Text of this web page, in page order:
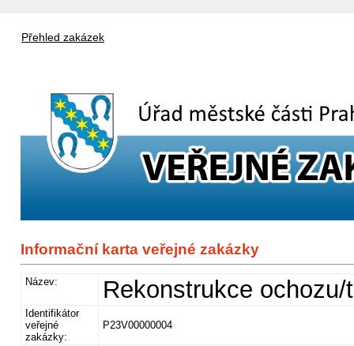
Přehled zakázek
Informační karta veřejné zakázky
Název: Rekonstrukce
Identifikátor
veřejné
zakázky:
P23V00000004